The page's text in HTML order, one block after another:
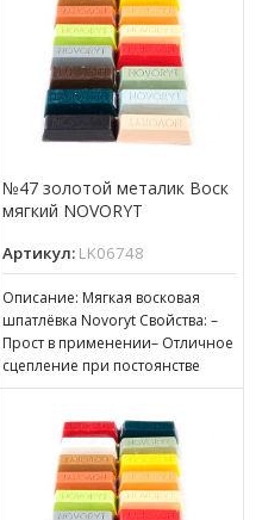
№47 золотой металик Воск
мягкий NOVORYT
Артикул: LK06748
Описание: Мягкая восковая
шпатлёвка Novoryt Свойства: –
Прост в применении– Отличное
сцепление при постоянстве
консистенции– Готов к